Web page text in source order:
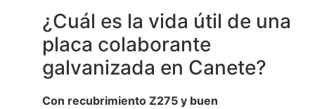
¿Cuál es la vida útil de una
placa colaborante
galvanizada en Canete?
Con recubrimiento Z275 y buen